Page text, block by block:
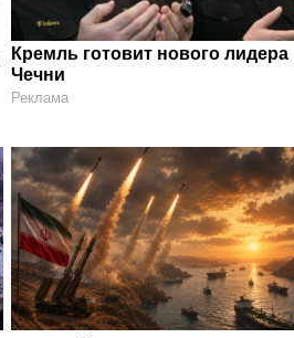
Кремль готовит нового лидера
Чечни
Реклама